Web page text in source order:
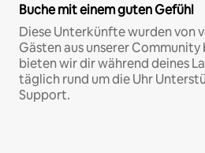
Buche mit einem guten Gefühl
Diese Unterkünfte wurden von
Gästen aus unserer
bieten wir dir während deines
täglich rund um die Uhr
Support.